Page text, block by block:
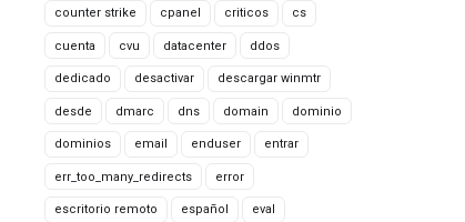
counter strike cpanel criticos cs
cuenta cvu datacenter ddos
dedicado desactivar descargar winmtr
desde dmarc dns domain dominio
dominios email enduser entrar
err_too_many_redirects error
escritorio remoto español eval